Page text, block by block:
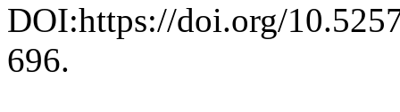
DOI:https://doi.org/
696.